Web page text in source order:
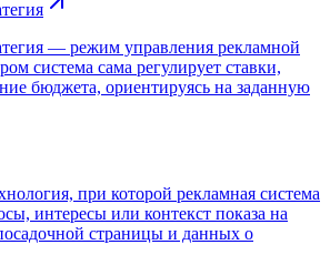
— режим управления рекламной
система сама регулирует ставки,
бюджета, ориентируясь на заданную
при которой рекламная система
интересы или контекст показа на
страницы и данных о